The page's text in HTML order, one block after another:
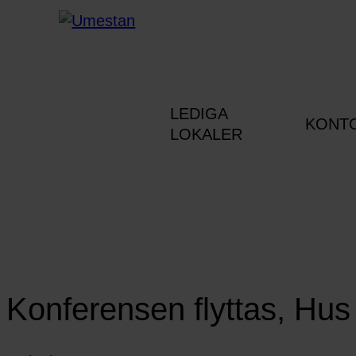
LEDIGA
LOKALER
Konferensen flyttas,